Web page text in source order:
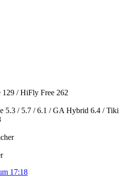
129 / HiFly Free 262
5.3 / 5.7 / 6.1 / GA Hybrid 6.4 / Tiki
17:18